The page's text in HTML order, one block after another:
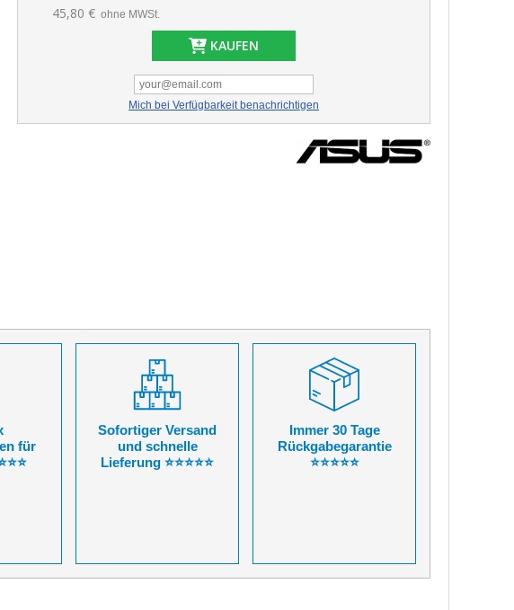
45,80 € ohne MWSt.
KAUFEN
Mich bei Verfügbarkeit benachrichtigen
für
Sofortiger Versand
und schnelle
Lieferung ⭐⭐⭐⭐⭐
Immer 30 Tage
Rückgabegarantie
⭐⭐⭐⭐⭐